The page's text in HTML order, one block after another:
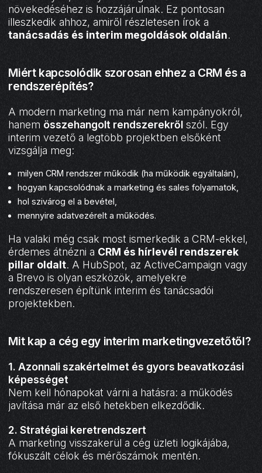
növekedéséhez is hozzájárulnak. Ez pontosan
illeszkedik ahhoz, amiről részletesen írok a
tanácsadás és interim megoldások oldalán.
Miért kapcsolódik szorosan ehhez a CRM és a
rendszerépítés?
A modern marketing ma már nem kampányokról,
hanem összehangolt rendszerekről szól. Egy
interim vezető a legtöbb projektben elsőként
vizsgálja meg:
milyen CRM rendszer működik (ha működik egyáltalán),
hogyan kapcsolódnak a marketing és sales folyamatok,
hol szivárog el a bevétel,
mennyire adatvezérelt a működés.
Ha valaki még csak most ismerkedik a CRM-ekkel,
érdemes átnézni a CRM és hírlevél rendszerek
pillar oldalt. A HubSpot, az ActiveCampaign vagy
a Brevo is olyan eszközök, amelyekre
rendszeresen építünk interim és tanácsadói
projektekben.
Mit kap a cég egy interim marketingvezetőtől?
1. Azonnali szakértelmet és gyors beavatkozási
képességet
Nem kell hónapokat várni a hatásra: a működés
javítása már az első hetekben elkezdődik.
2. Stratégiai keretrendszert
A marketing visszakerül a cég üzleti logikájába,
fókuszált célok és mérőszámok mentén.